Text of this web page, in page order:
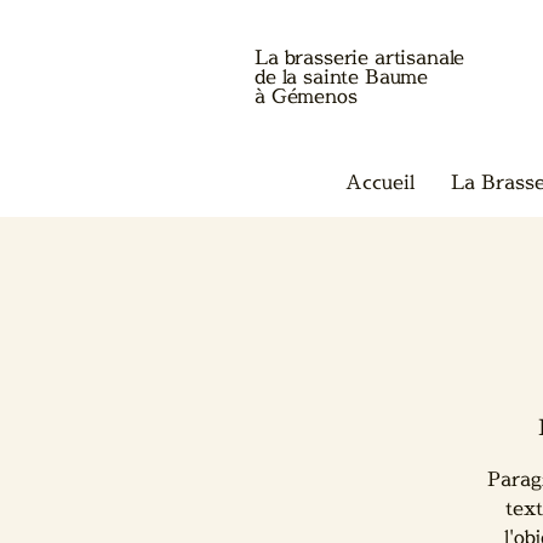
La brasserie artisanale
de la sainte Baume
à Gémenos
Accueil La